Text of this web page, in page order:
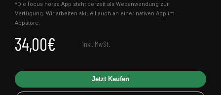
*Die focus horse App steht derzeit als Webanwendung zur
Verfügung. Wir arbeiten aktuell auch an einer nativen App im
Appstore.
34,00€ inkl. MwSt.
Jetzt Kaufen